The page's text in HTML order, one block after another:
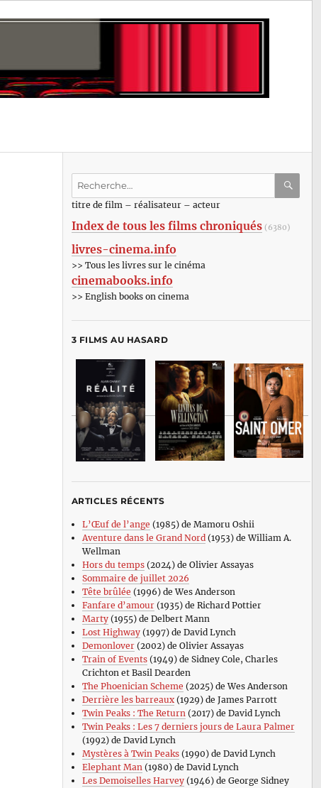
Recherche
:titre de film – réalisateur – acteur
Index de tous les films chroniqués (6380)
livres-cinema.info
>> Tous les livres sur le cinéma
cinemabooks.info
>> English books on cinema
3 FILMS AU HASARD
ARTICLES RÉCENTS
L’Œuf de l’ange (1985) de Mamoru Oshii
Aventure dans le Grand Nord(1953) de William A.
Wellman
Hors du temps(2024) de Olivier Assayas
Sommaire de juillet 2026
Tête brûlée (1996) de Wes Anderson
Fanfare d’amour(1935) de Richard Pottier
Marty(1955) de Delbert Mann
Lost Highway(1997) de David Lynch
Demonlover(2002) de Olivier Assayas
Train of Events(1949) de Sidney Cole, Charles
Crichton et Basil Dearden
The Phoenician Scheme (2025) de Wes Anderson
Derrière les barreaux(1929) de James Parrott
Twin Peaks : The Return(2017) de David Lynch
Twin Peaks : Les 7 derniers jours de Laura Palmer
(1992) de David Lynch
Mystères à Twin Peaks(1990) de David Lynch
Elephant Man(1980) de David Lynch
Les Demoiselles Harvey(1946) de George Sidney